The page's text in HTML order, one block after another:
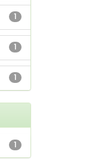
1
1
1
1